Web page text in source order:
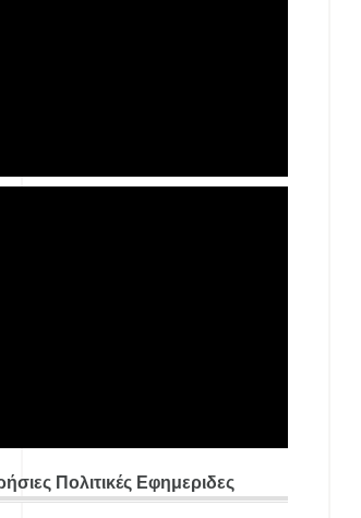
Πολιτικές Εφημεριδες